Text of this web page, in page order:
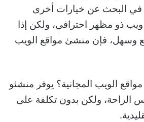
في البحث عن خيارات أخرى
ذو مظهر احترافي، ولكن إذا
وسهل، فإن منشئ مواقع الويب
الويب المجانية؟ يوفر منشئو
الراحة، ولكن بدون تكلفة على